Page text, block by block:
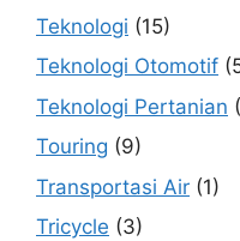
Teknologi (15)
Teknologi Otomotif
Teknologi Pertanian
Touring (9)
Transportasi Air (1)
Tricycle (3)